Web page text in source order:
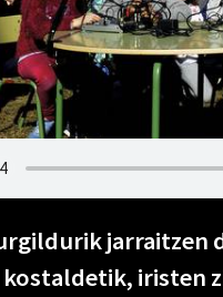
jarraitzen
kostaldetik, iristen